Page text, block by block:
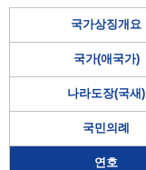
국가상징개요
국가(애국가)
나라도장(국새)
국민의례
연호